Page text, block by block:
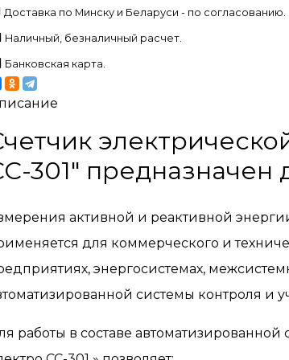
Доставка по Минску и Беларуси - по согласованию.
Наличный, безналичный расчет.
Банковская карта.
301" предназначен
активной и реактивной
для коммерческого и
энергосистемах,
системы контроля и
работы в составе автоматизированной